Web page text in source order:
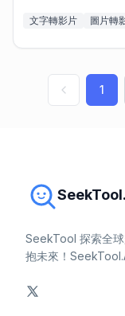
文字轉影片 圖片轉
1
SeekTool 探索全
抱未來！